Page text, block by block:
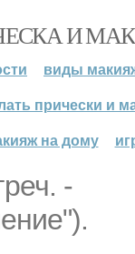
И
виды
прически и
на дому
-